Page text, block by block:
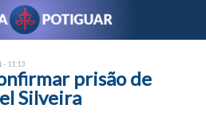
11:13
prisão de
Silveira